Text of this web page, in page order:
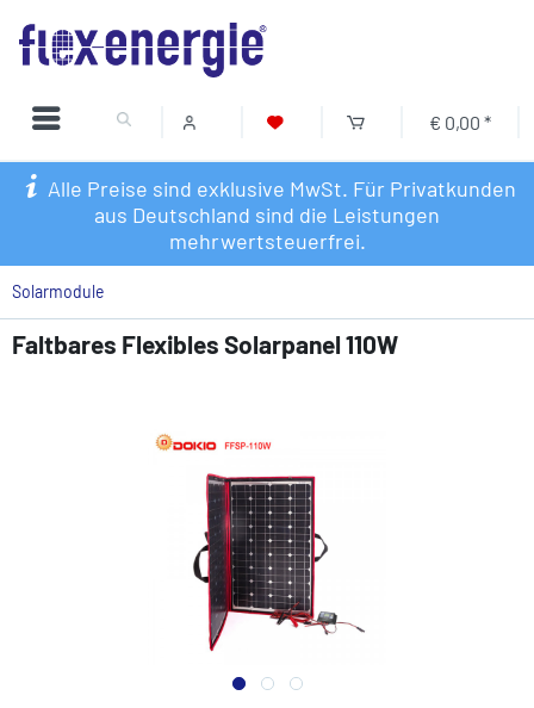
€ 0,00 *
Alle Preise sind exklusive MwSt. Für Privatkunden
aus Deutschland sind die Leistungen
mehrwertsteuerfrei.
Solarmodule
Faltbares Flexibles Solarpanel 110W